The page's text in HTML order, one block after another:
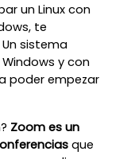
un Linux con
te
sistema
y con
poder empezar
Zoom es un
que